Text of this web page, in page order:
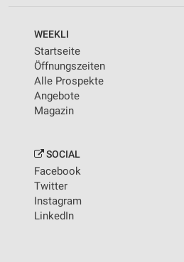
WEEKLI
Startseite
Öffnungszeiten
Alle Prospekte
Angebote
Magazin
SOCIAL
Facebook
Twitter
Instagram
LinkedIn